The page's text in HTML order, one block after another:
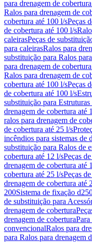
para drenagem de
Ralos para drenagem de
cobertura até 100 l/sPeças
de cobertura até 100 l/s
caleirasPeças de
para caleirasRalos para
substituição para Ralos
para drenagem de
Ralos para drenagem de
cobertura até 100 l/sPeças
de cobertura até 100 l/s
substituição para
drenagem de cobertura até
ralos para drenagem de
de cobertura até 25 l/s
incêndios para sistemas de
substituição para Ralos de
cobertura até 12 l/sPeças
drenagem de cobertura até
cobertura até 25 l/sPeças
drenagem de cobertura até
200Sistema de fixação
de substituição para
drenagem de cobertura
drenagem de cobertura
convencionalRalos para
para Ralos para drenagem